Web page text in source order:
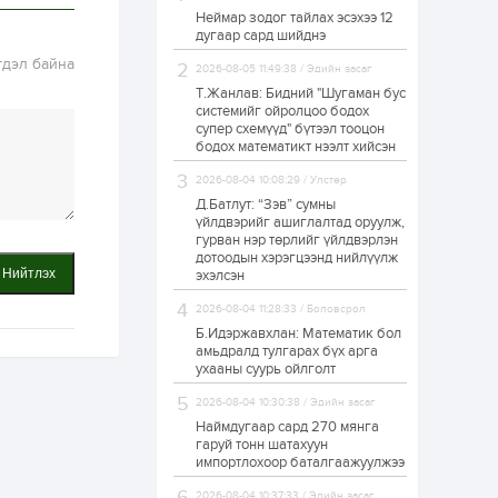
байна
Нийтлэх
Н.Номтойбаяр:
Аймгуудад
тулгамдаж буй
асуудлуудыг долоо
хоног бүр Засгийн
газрын...
1 өдөр 0
УИХ-ын дарга
С.Бямбацогт төрийг
төлөөлөн Сутай
хайрхны тэнгэрийг
тахих төрийн
тахилгад оролцлоо
1 өдөр 3 0
“Хотын дарга сонсож
дугаарыг
наймдугаар сарын
1 өдөр 0
“Чингис хаан” олон
руу нийтийн тээврийн
автобус 24 цагаар
үйлчилж байна
1 өдөр 1 0
Неймар зодог тайлах эсэхээ 12
дугаар сард шийднэ
2026-08-05 11:49:38 / Эдийн засаг
Т.Жанлав: Бидний "Шугаман бус
системийг ойролцоо бодох
супер схемүүд" бүтээл тооцон
бодох математикт нээлт хийсэн
2026-08-04 10:08:29 / Улстөр
Д.Батлут: “Зэв” сумны
үйлдвэрийг ашиглалтад оруулж,
гурван нэр төрлийг үйлдвэрлэн
дотоодын хэрэгцээнд нийлүүлж
эхэлсэн
2026-08-04 11:28:33 / Боловсрол
Б.Идэржавхлан: Математик бол
амьдралд тулгарах бүх арга
ухааны суурь ойлголт
2026-08-04 10:30:38 / Эдийн засаг
Наймдугаар сард 270 мянга
гаруй тонн шатахуун
импортлохоор баталгаажуулжээ